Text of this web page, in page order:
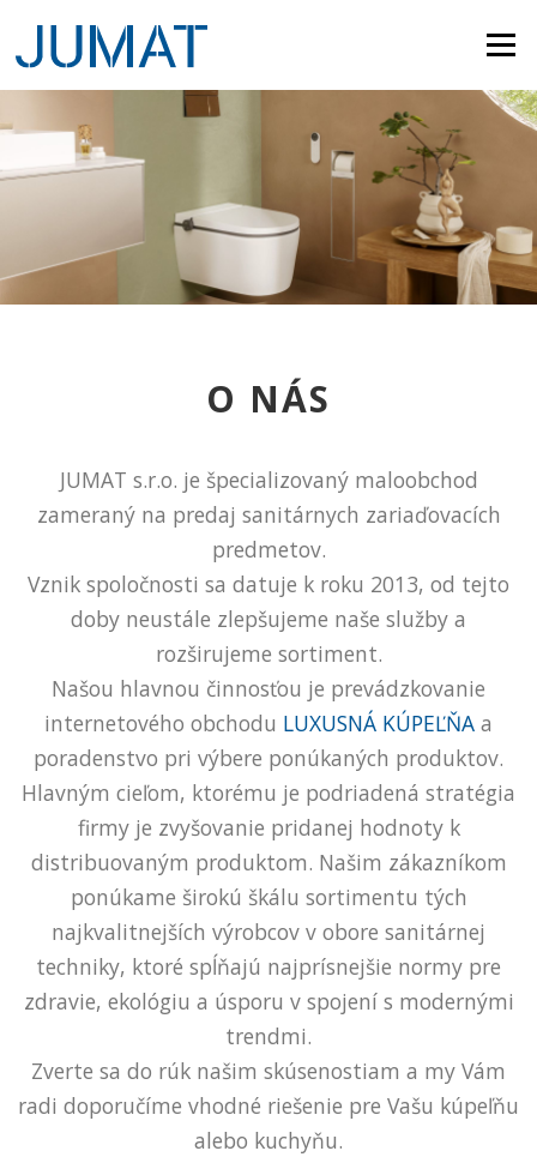
Menu
O NÁS
JUMAT s.r.o. je špecializovaný maloobchod
zameraný na predaj sanitárnych zariaďovacích
predmetov.
Vznik spoločnosti sa datuje k roku 2013, od tejto
doby neustále zlepšujeme naše služby a
rozširujeme sortiment.
Našou hlavnou činnosťou je prevádzkovanie
internetového obchodu LUXUSNÁ KÚPEĽŇA a
poradenstvo pri výbere ponúkaných produktov.
Hlavným cieľom, ktorému je podriadená stratégia
firmy je zvyšovanie pridanej hodnoty k
distribuovaným produktom. Našim zákazníkom
ponúkame širokú škálu sortimentu tých
najkvalitnejších výrobcov v obore sanitárnej
techniky, ktoré spĺňajú najprísnejšie normy pre
zdravie, ekológiu a úsporu v spojení s modernými
trendmi.
Zverte sa do rúk našim skúsenostiam a my Vám
radi doporučíme vhodné riešenie pre Vašu kúpeľňu
alebo kuchyňu.